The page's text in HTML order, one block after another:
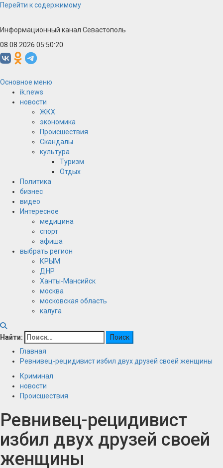
Перейти к содержимому
Информационный канал Севастополь
08.08.2026 05:50:20
Основное меню
ik.news
новости
ЖКХ
экономика
Происшествия
Скандалы
культура
Туризм
Отдых
Политика
бизнес
видео
Интересное
медицина
спорт
афиша
выбрать регион
КРЫМ
ДНР
Ханты-Мансийск
москва
московская область
калуга
Найти:
Главная
Ревнивец-рецидивист избил двух друзей своей женщины
Криминал
новости
Происшествия
Ревнивец-рецидивист
избил двух друзей своей
женщины